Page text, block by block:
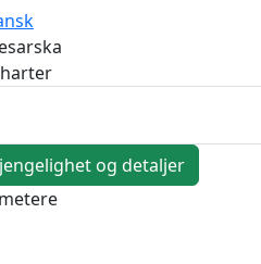
og detaljer